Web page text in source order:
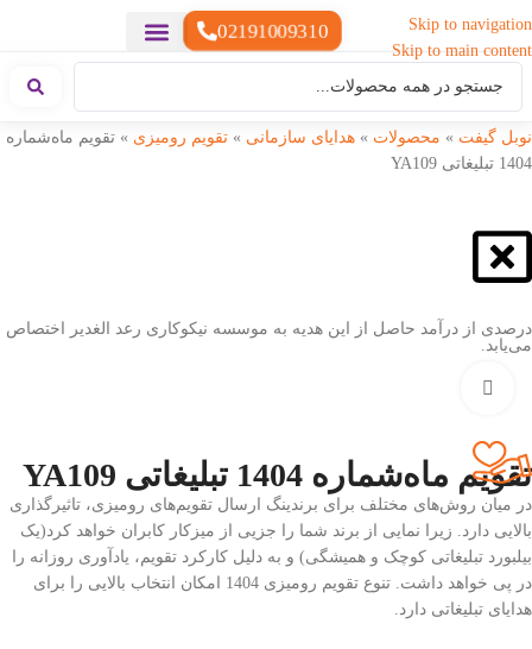
Skip to navigation
Skip to main content
02191009310
نوبل گیفت » محصولات » هدایای سازمانی » تقویم رومیزی » تقویم ماه‌شماره
1404 تبلیغاتی YA109
درصدی از درآمد حاصل از این هدیه به موسسه نیکوکاری رعد الغدیر اختصاص
می‌یابد.
تقویم ماه‌شماره 1404 تبلیغاتی YA109
در میان روش‌های مختلف برای برندینگ ارسال تقویم‌های رومیزی، تاثیرگذاری
بالایی دارد. زیرا نمایی از برند شما را جزیی از میزکار کابران خواهد کرد(یک
بیلبورد تبلیغاتی کوچک و همیشگی) و به دلیل کارکرد تقویم، یادآوری روزانه را
در پی خواهد داشت. تنوع تقویم رومیزی 1404 امکان انتخاب بالایی را برای
هدایای تبلیغاتی دارد.